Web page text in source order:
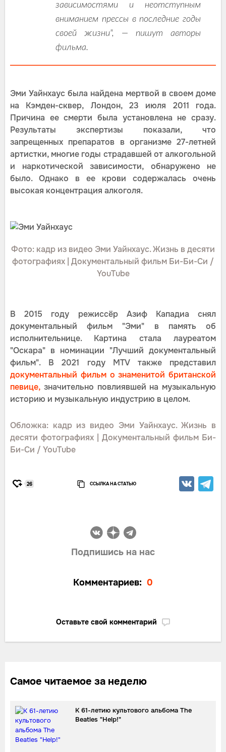
зависимостями и неотступным
вниманием прессы в последние годы
своей жизни", — пишут авторы
фильма.
Эми Уайнхаус была найдена мертвой в своем доме
на Кэмден-сквер, Лондон, 23 июля 2011 года.
Причина ее смерти была установлена не сразу.
Результаты экспертизы показали, что
запрещенных препаратов в организме 27-летней
артистки, многие годы страдавшей от алкогольной
и наркотической зависимости, обнаружено не
было. Однако в ее крови содержалась очень
высокая концентрация алкоголя.
Фото: кадр из видео Эми Уайнхаус. Жизнь в десяти
фотографиях | Документальный фильм Би-Би-Си /
YouTube
В 2015 году режиссёр Азиф Кападиа снял
документальный фильм "Эми" в память об
исполнительнице. Картина стала лауреатом
"Оскара" в номинации "Лучший документальный
фильм". В 2021 году MTV также представил
документальный фильм о знаменитой британской
певице, значительно повлиявшей на музыкальную
историю и музыкальную индустрию в целом.
Обложка: кадр из видео Эми Уайнхаус. Жизнь в
десяти фотографиях | Документальный фильм Би-
Би-Си / YouTube
26 ССЫЛКА НА СТАТЬЮ
Подпишись на нас
Комментариев: 0
Оставьте свой комментарий
Самое читаемое за неделю
К 61-летию культового альбома The
Beatles "Help!"